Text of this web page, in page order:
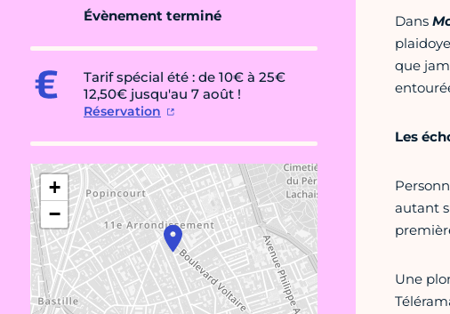
Évènement terminé
Tarif spécial été : de 10€ à 25€
12,50€ jusqu'au 7 août !
Réservation
+
−
Dans
que
Les
autant
Une